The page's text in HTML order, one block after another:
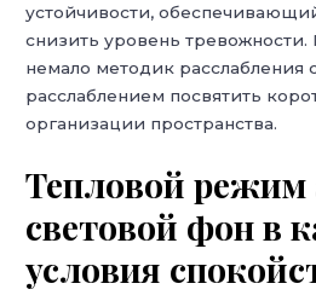
устойчивости,
снизить уровень
немало методик расслабления
расслаблением посвятить
организации пространства.
Тепловой режим
световой фон в
условия